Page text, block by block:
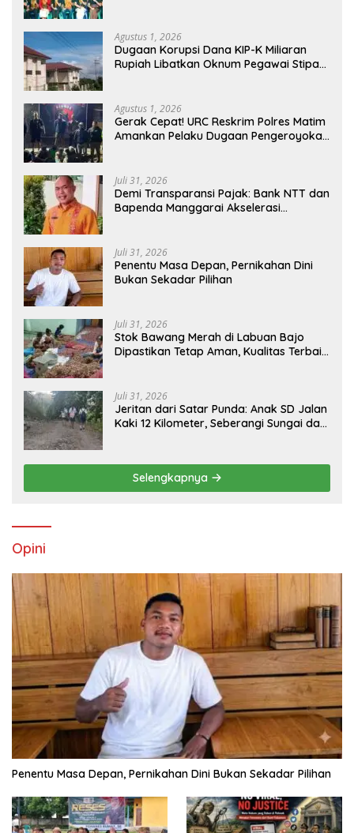
Agustus 1, 2026
Dugaan Korupsi Dana KIP-K Miliaran
Rupiah Libatkan Oknum Pegawai Stipas
Agustus 1, 2026
Gerak Cepat! URC Reskrim Polres Matim
Amankan Pelaku Dugaan Pengeroyokan
Juli 31, 2026
​Demi Transparansi Pajak: Bank NTT dan
Bapenda Manggarai Akselerasi
Juli 31, 2026
Penentu Masa Depan, Pernikahan Dini
Bukan Sekadar Pilihan
Juli 31, 2026
Stok Bawang Merah di Labuan Bajo
Dipastikan Tetap Aman, Kualitas Terbaik
Juli 31, 2026
Jeritan dari Satar Punda: Anak SD Jalan
Kaki 12 Kilometer, Seberangi Sungai dan
Selengkapnya
Opini
Penentu Masa Depan, Pernikahan Dini Bukan Sekadar Pilihan